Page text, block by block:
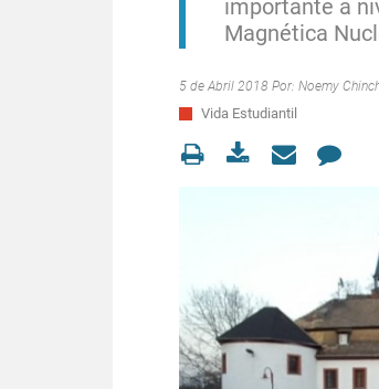
importante a
Magnética
5 de Abril 2018 Por: Noemy
Vida Estudiantil